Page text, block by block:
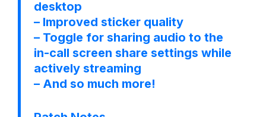
desktop
– Improved sticker quality
– Toggle for sharing audio to the
in-call screen share settings while
actively streaming
– And so much more!